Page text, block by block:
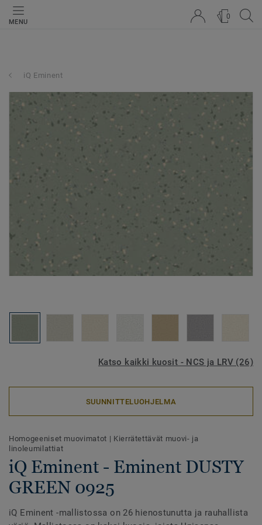
MENU
0
iQ Eminent
Katso kaikki kuosit - NCS ja LRV (26)
SUUNNITTELUOHJELMA
Homogeeniset muovimatot | Kierrätettävät muovi- ja
linoleumilattiat
iQ Eminent - Eminent DUSTY
GREEN 0925
iQ Eminent -mallistossa on 26 hienostunutta ja rauhallista